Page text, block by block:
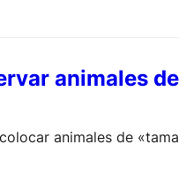
animales
animales de